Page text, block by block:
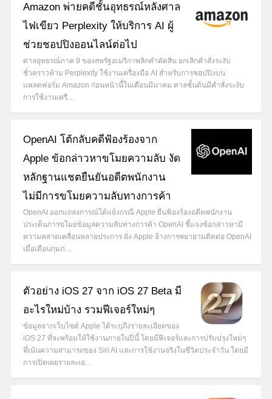
Amazon พ่ายคดีชั้นอุทธรณ์หลังศาล
ไฟเขียว Perplexity ให้บริการ AI ผู้
ช่วยชอปปิงออนไลน์ต่อไป
ศาลอุทธรณ์ภาค 9 ของสหรัฐอเมริกาพลิกคำตัดสิน ยกเลิกคำสั่งระงับ
ชั่วคราวห้าม Perplexity ใช้งานเครื่องมือ AI สำหรับการชอปปิงบน
แพลตฟอร์ม Amazon ก่อนหน้านี้ในเดือนมีนาคม ศาลชั้นต้นมีคำสั่งระงับ
การใช้งานเครื…
OpenAI โต้กลับคดีฟ้องร้องจาก
Apple ข้อกล่าวหาขโมยความลับ งัด
หลักฐานแชตยืนยันอดีตพนักงาน
ไม่มีการขโมยความลับทางการค้า
OpenAI ออกแถลงการณ์โต้แย้งกรณี Apple ยื่นฟ้องร้องอดีตพนักงาน
ประเด็นการขโมยข้อมูลความลับทางการค้า OpenAI ชี้แจงข้อกล่าวหามี
ความคลาดเคลื่อนหลายประการ ฝั่ง Apple อ้างการพยายามติดต่อ OpenAI
เมื่อเดือนกุมภ…
ตัวอย่าง iOS 27 จาก iOS 27 Beta มี
อะไรใหม่บ้าง รวมฟีเจอร์ใหม่ๆ
ข้อมูลจากเว็บไซต์ Apple ได้ระบุถึงรายละเอียดของ
iOS 27 ที่จะพร้อมให้ใช้งานภายในปีนี้ โดยมีฟีเจอร์และการปรับปรุงใหม่ๆ
ที่เน้นความสามารถของ Siri AI และการใช้งานจริงในชีวิตประจำวัน โดยมี
การเปิดเผยรายละเอ…